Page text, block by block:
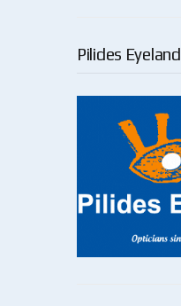
Pilides Eyeland